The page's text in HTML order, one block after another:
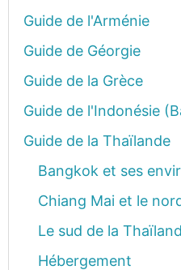
Guide de l'Arménie
Guide de Géorgie
Guide de la Grèce
Guide de l'Indonésie
Guide de la Thaïlande
Bangkok et ses
Chiang Mai et le
Le sud de la
Hébergement